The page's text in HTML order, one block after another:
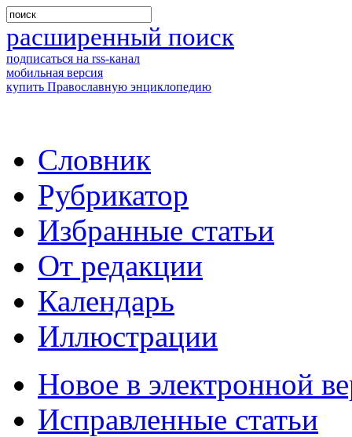
расширенный поиск
подписаться на rss-канал
мобильная версия
купить Православную энциклопедию
Словник
Рубрикатор
Избранные статьи
От редакции
Календарь
Иллюстрации
Новое в электронной
Исправленные статьи